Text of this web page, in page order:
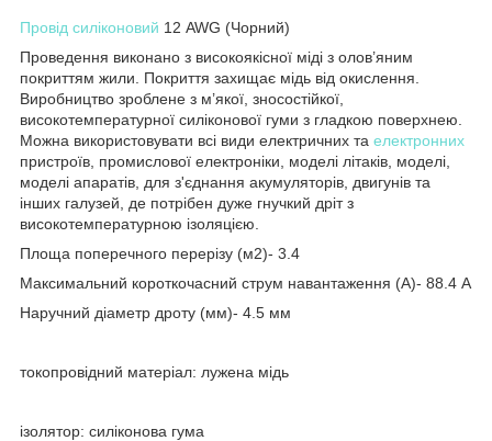
Провід силіконовий 12 AWG (Чорний)
Проведення виконано з високоякісної міді з олов’яним
покриттям жили. Покриття захищає мідь від окислення.
Виробництво зроблене з м’якої, зносостійкої,
високотемпературної силіконової гуми з гладкою поверхнею.
Можна використовувати всі види електричних та електронних
пристроїв, промислової електроніки, моделі літаків, моделі,
моделі апаратів, для з'єднання акумуляторів, двигунів та
інших галузей, де потрібен дуже гнучкий дріт з
високотемпературною ізоляцією.
Площа поперечного перерізу (м2)- 3.4
Максимальний короткочасний струм навантаження (А)- 88.4 А
Наручний діаметр дроту (мм)- 4.5 мм
токопровідний матеріал: лужена мідь
ізолятор: силіконова гума